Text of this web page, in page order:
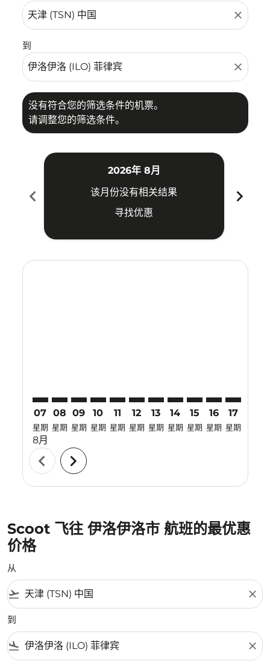
close
到
close
没有符合您的筛选条件的机票。
请调整您的筛选条件。
chevron_left
2026年 8月
该月份没有相关结果
寻找优惠
chevron_right
07
星期
8月
08
星期
09
星期
10
星期
11
星期
12
星期
13
星期
14
星期
15
星期
16
星期
17
星期
chevron_left chevron_right
Scoot 飞往 伊洛伊洛市 航班的最优惠
价格
从
flight_takeoff close
到
flight_land close